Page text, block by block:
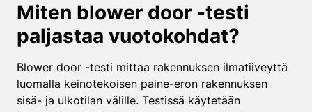
Miten blower door -testi
paljastaa vuotokohdat?
Blower door -testi mittaa rakennuksen ilmatiiveyttä
luomalla keinotekoisen paine-eron rakennuksen
sisä- ja ulkotilan välille. Testissä käytetään